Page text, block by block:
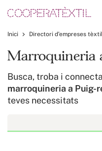
Inici Directori d’empreses
Marroquineria
Busca, troba i
marroquineria a Puig-
teves necessitats